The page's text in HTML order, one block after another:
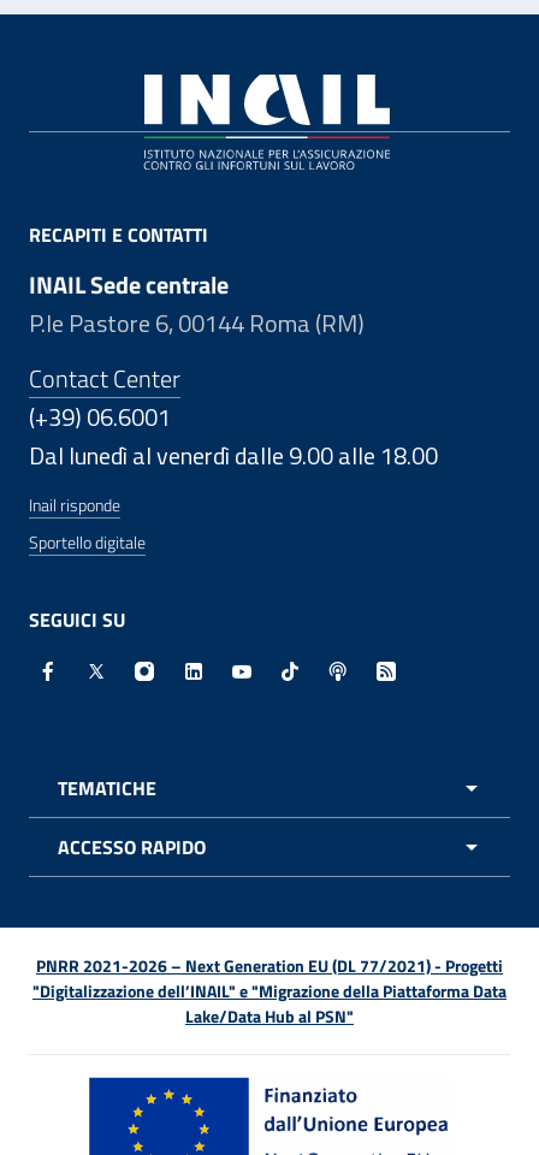
RECAPITI E CONTATTI
INAIL Sede centrale
P.le Pastore 6, 00144 Roma (RM)
Contact Center
(+39) 06.6001
Dal lunedì al venerdì dalle 9.00 alle 18.00
Inail risponde
Sportello digitale
SEGUICI SU
Facebook - Sito esterno - Apertura in nuova finestra
X - Sito esterno - Apertura in nuova finestra
Instagram - Sito esterno - Apertura in
Linkedin - Sito esterno - Apertura in
Youtube - Sito esterno -
TikTok - Sito esterno -
Spreaker - Sito
Feed RSS -
TEMATICHE
ACCESSO RAPIDO
PNRR 2021-2026 – Next Generation EU (DL 77/2021) - Progetti
"Digitalizzazione dell’INAIL" e "Migrazione della Piattaforma Data
Lake/Data Hub al PSN"